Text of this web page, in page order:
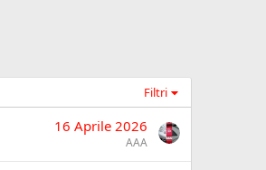
Filtri
16 Aprile 2026
AAA